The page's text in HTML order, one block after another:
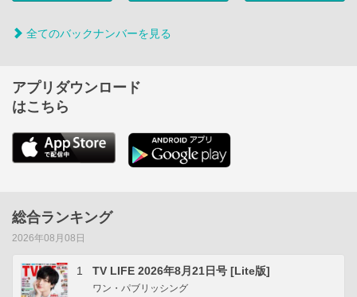
全てのバックナンバーを見る
アプリダウンロード
はこちら
総合ランキング
2026年08月08日
1 TV LIFE 2026年8月21日号 [Lite版]
ワン・パブリッシング